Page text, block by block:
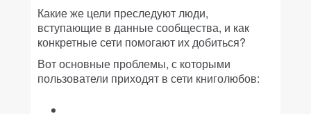
Какие же цели преследуют люди,
вступающие в данные сообщества, и как
конкретные сети помогают их добиться?
Вот основные проблемы, с которыми
пользователи приходят в сети книголюбов: